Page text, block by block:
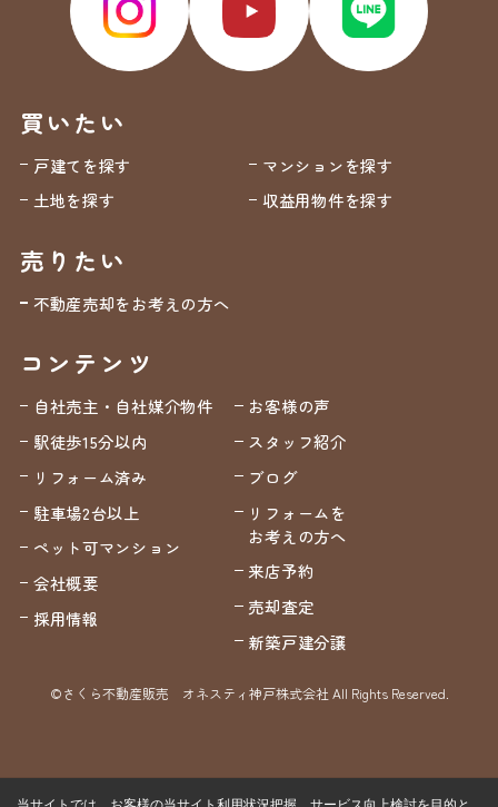
買いたい
戸建てを探す
マンションを探す
土地を探す
収益用物件を探す
売りたい
不動産売却をお考えの方へ
コンテンツ
自社売主・自社媒介物件
駅徒歩15分以内
リフォーム済み
駐車場2台以上
ペット可マンション
会社概要
採用情報
お客様の声
スタッフ紹介
ブログ
リフォームを
お考えの方へ
来店予約
売却査定
新築戸建分譲
©さくら不動産販売 オネスティ神戸株式会社 All Rights Reserved.